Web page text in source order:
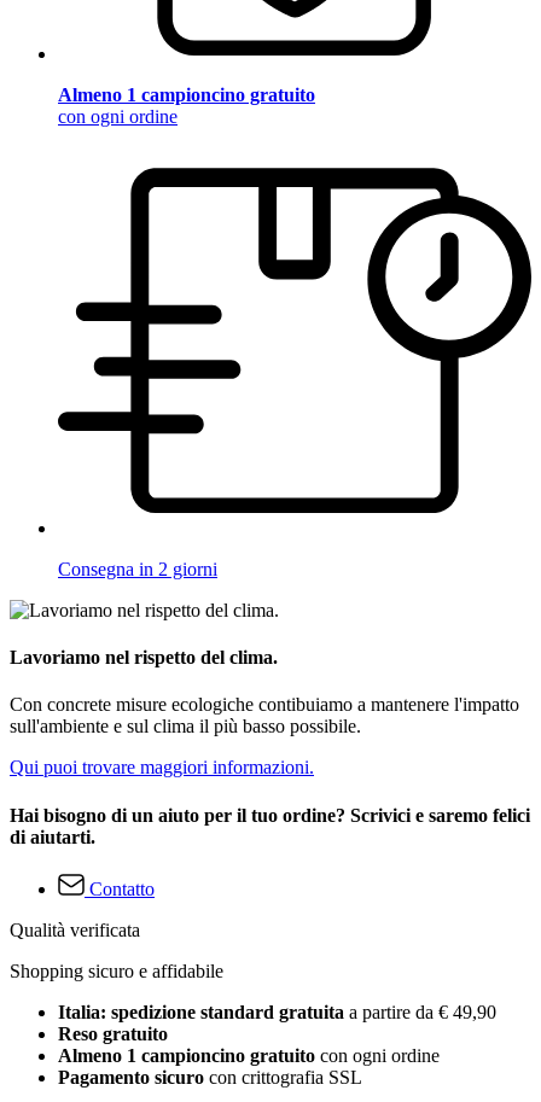
Almeno 1 campioncino gratuito
con ogni ordine
Consegna in 2 giorni
Lavoriamo nel rispetto del clima.
Con concrete misure ecologiche contibuiamo a mantenere l'impatto
sull'ambiente e sul clima il più basso possibile.
Qui puoi trovare maggiori informazioni.
Hai bisogno di un aiuto per il tuo ordine? Scrivici e saremo felici
di aiutarti.
Contatto
Qualità verificata
Shopping sicuro e affidabile
Italia: spedizione standard gratuita a partire da € 49,90
Reso gratuito
Almeno 1 campioncino gratuito con ogni ordine
Pagamento sicuro con crittografia SSL